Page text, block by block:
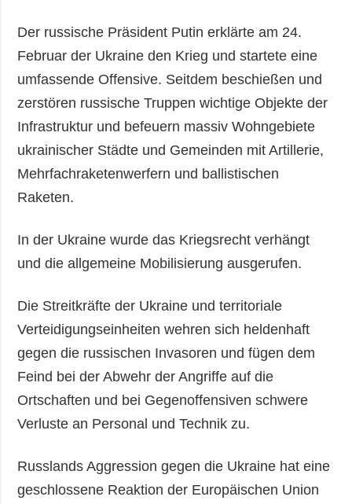
Der russische Präsident Putin erklärte am 24.
Februar der Ukraine den Krieg und startete eine
umfassende Offensive. Seitdem beschießen und
zerstören russische Truppen wichtige Objekte der
Infrastruktur und befeuern massiv Wohngebiete
ukrainischer Städte und Gemeinden mit Artillerie,
Mehrfachraketenwerfern und ballistischen
Raketen.
In der Ukraine wurde das Kriegsrecht verhängt
und die allgemeine Mobilisierung ausgerufen.
Die Streitkräfte der Ukraine und territoriale
Verteidigungseinheiten wehren sich heldenhaft
gegen die russischen Invasoren und fügen dem
Feind bei der Abwehr der Angriffe auf die
Ortschaften und bei Gegenoffensiven schwere
Verluste an Personal und Technik zu.
Russlands Aggression gegen die Ukraine hat eine
geschlossene Reaktion der Europäischen Union